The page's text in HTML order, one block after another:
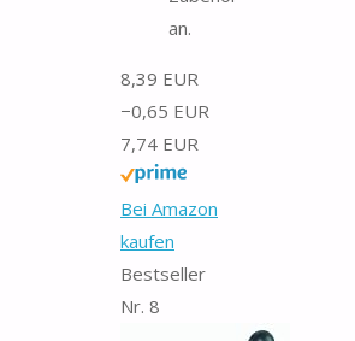
an.
8,39 EUR
−0,65 EUR
7,74 EUR
Bei Amazon
kaufen
Bestseller
Nr. 8